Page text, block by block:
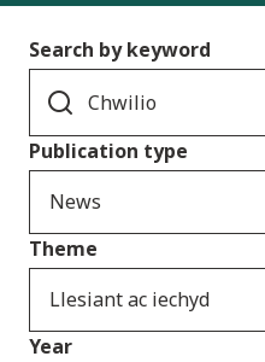
Search by keyword
Publication type
News
Theme
Llesiant ac iechyd
Year